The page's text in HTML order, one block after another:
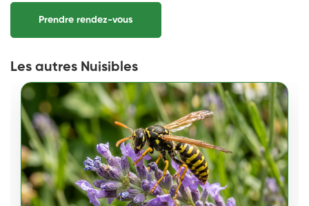
Prendre rendez-vous
Les autres Nuisibles